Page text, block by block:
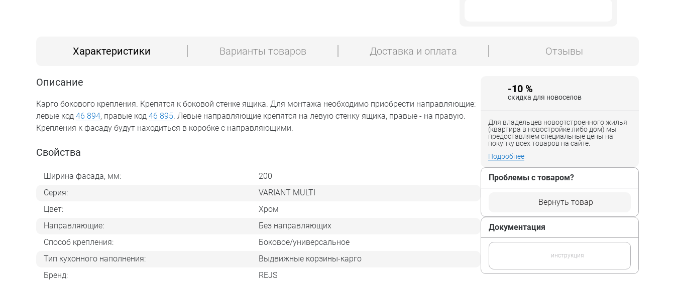
Характеристики Варианты товаров Доставка и оплата Отзывы
Описание
Карго бокового крепления. Крепятся к боковой стенке ящика. Для монтажа необходимо приобрести направляющие:
левые код 46 894, правые код 46 895. Левые направляющие крепятся на левую стенку ящика, правые - на правую.
Крепления к фасаду будут находиться в коробке с направляющими.
Свойства
Ширина фасада, мм:
200
Серия:
VARIANT MULTI
Цвет:
Хром
Направляющие:
Без направляющих
Способ крепления:
Боковое/универсальное
Тип кухонного наполнения:
Выдвижные корзины-карго
Бренд:
REJS
-10 %
скидка для новоселов
Для владельцев новоотстроенного жилья
(квартира в новостройке либо дом) мы
предоставляем специальные цены на
покупку всех товаров на сайте.
Подробнее
Проблемы с товаром?
Вернуть товар
Документация
инструкция